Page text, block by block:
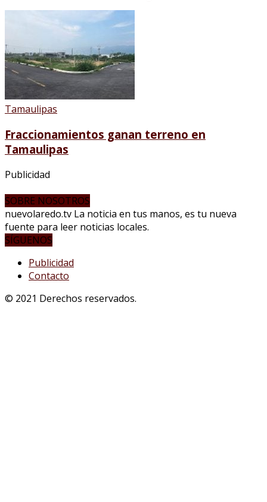
Tamaulipas
Fraccionamientos ganan terreno en
Tamaulipas
Publicidad
SOBRE NOSOTROS
nuevolaredo.tv La noticia en tus manos, es tu nueva
fuente para leer noticias locales.
SÍGUENOS
Publicidad
Contacto
© 2021 Derechos reservados.